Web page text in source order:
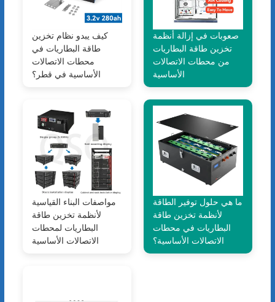
كيف يبدو نظام تخزين
طاقة البطاريات في
محطات الاتصالات
الأساسية في قطر؟
صعوبات في إزالة أنظمة
تخزين طاقة البطاريات
من محطات الاتصالات
الأساسية
مواصفات البناء القياسية
لأنظمة تخزين طاقة
البطاريات لمحطات
الاتصالات الأساسية
ما هي حلول توفير الطاقة
لأنظمة تخزين طاقة
البطاريات في محطات
الاتصالات الأساسية؟